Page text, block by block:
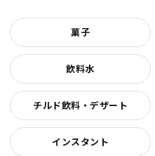
菓子
飲料水
チルド飲料・デザート
インスタント